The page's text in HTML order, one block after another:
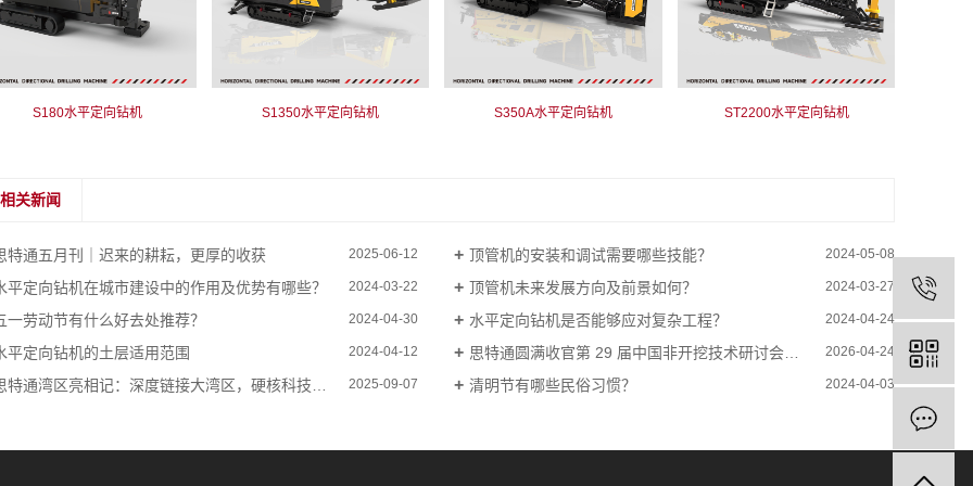
S180水平定向钻机 S1350水平定向钻机 S350A水平定向钻机 ST2200水平定向钻机
相关新闻
特通五月刊｜迟来的耕耘，更厚的收获 2025-06-12 顶管机的安装和调试需要哪些技能？ 2024-05-08
平定向钻机在城市建设中的作用及优势有哪些？ 2024-03-22 顶管机未来发展方向及前景如何？ 2024-03-27
一劳动节有什么好去处推荐？ 2024-04-30 水平定向钻机是否能够应对复杂工程？ 2024-04-24
平定向钻机的土层适用范围 2024-04-12 思特通圆满收官第 29 届中国非开挖技术研讨会暨展览会 2026-04-24
特通湾区亮相记：深度链接大湾区，硬核科技引爆深圳会展！ 2025-09-07 清明节有哪些民俗习惯？ 2024-04-03